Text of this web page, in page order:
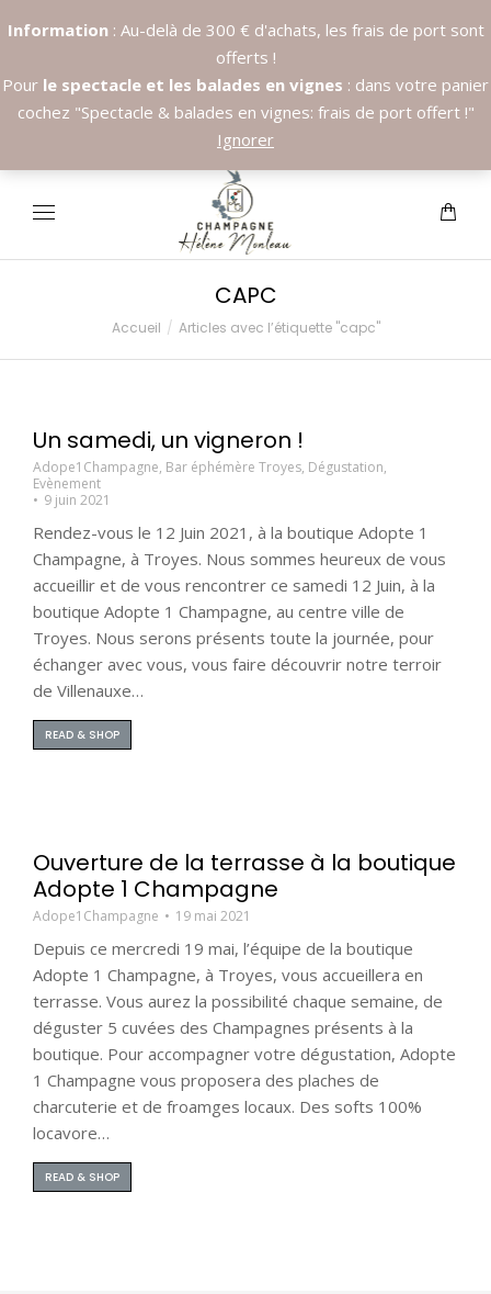
Information: Au-delà de 300 € d'achats, les frais de port sont
offerts !
Pour le spectacle et les balades en vignes : dans votre panier
cochez "Spectacle & balades en vignes: frais de port offert !"
Ignorer
Appelez nous: +33.6.89.37.09.03
CAPC
Vous êtes ici :Accueil Articles avec l’étiquette "capc"
Un samedi, un vigneron !
Adope1Champagne, Bar éphémère Troyes, Dégustation,
Evènement
9 juin 2021
Rendez-vous le 12 Juin 2021, à la boutique Adopte 1
Champagne, à Troyes. Nous sommes heureux de vous
accueillir et de vous rencontrer ce samedi 12 Juin, à la
boutique Adopte 1 Champagne, au centre ville de
Troyes. Nous serons présents toute la journée, pour
échanger avec vous, vous faire découvrir notre terroir
de Villenauxe…
READ & SHOP
Ouverture de la terrasse à la boutique
Adopte 1 Champagne
Adope1Champagne 19 mai 2021
Depuis ce mercredi 19 mai, l’équipe de la boutique
Adopte 1 Champagne, à Troyes, vous accueillera en
terrasse. Vous aurez la possibilité chaque semaine, de
déguster 5 cuvées des Champagnes présents à la
boutique. Pour accompagner votre dégustation, Adopte
1 Champagne vous proposera des plaches de
charcuterie et de froamges locaux. Des softs 100%
locavore…
READ & SHOP